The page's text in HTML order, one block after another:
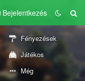
Bejelentkezés
Fényezések
Játékos
Még